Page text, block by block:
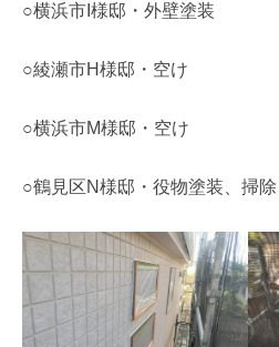
○横浜市I様邸・外壁塗装
○綾瀬市H様邸・空け
○横浜市M様邸・空け
○鶴見区N様邸・役物塗装、掃